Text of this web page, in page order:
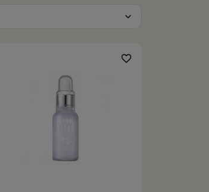
expand_more
favorite_border